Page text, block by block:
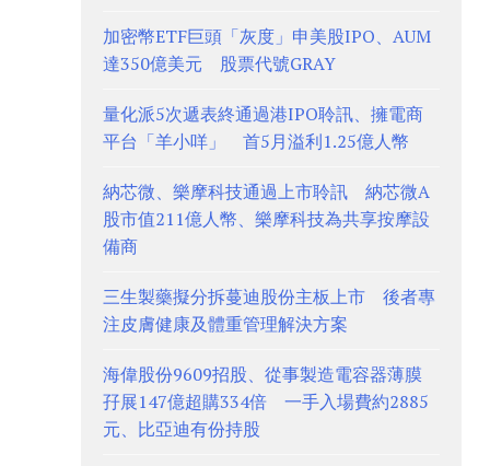
加密幣ETF巨頭「灰度」申美股IPO、AUM
達350億美元 股票代號GRAY
量化派5次遞表終通過港IPO聆訊、擁電商
平台「羊小咩」 首5月溢利1.25億人幣
納芯微、樂摩科技通過上市聆訊 納芯微A
股市值211億人幣、樂摩科技為共享按摩設
備商
三生製藥擬分拆蔓迪股份主板上市 後者專
注皮膚健康及體重管理解決方案
海偉股份9609招股、從事製造電容器薄膜
孖展147億超購334倍 一手入場費約2885
元、比亞迪有份持股